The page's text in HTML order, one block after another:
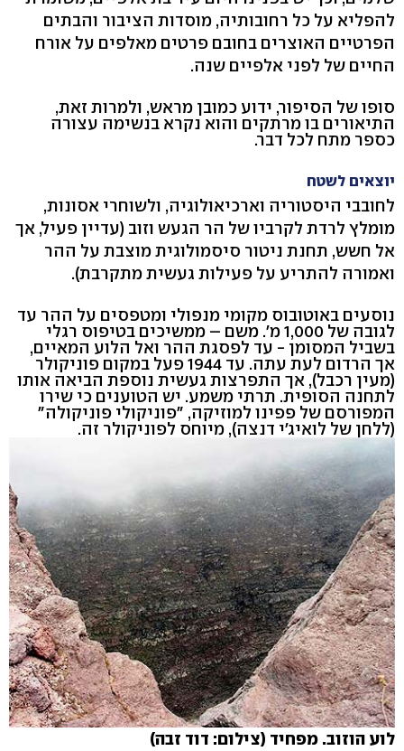
להפליא על כל רחובותיה, מוסדות הציבור והבתים
הפרטיים האוצרים בחובם פרטים מאלפים על אורח
החיים של לפני אלפיים שנה.
סופו של הסיפור, ידוע כמובן מראש, ולמרות זאת,
התיאורים בו מרתקים והוא נקרא בנשימה עצורה
כספר מתח לכל דבר.
יוצאים לשטח
לחובבי היסטוריה וארכיאולוגיה, ולשוחרי אסונות,
מומלץ לרדת לקרביו של הר הגעש וזוב (עדיין פעיל, אך
אל חשש, תחנת ניטור סיסמולוגית מוצבת על ההר
ואמורה להתריע על פעילות געשית מתקרבת).
נוסעים באוטובוס מקומי מנפולי ומטפסים על ההר עד
לגובה של 1,000 מ'. משם – ממשיכים בטיפוס רגלי
בשביל המסומן - עד לפסגת ההר ואל הלוע המאיים,
אך הרדום לעת עתה. עד 1944 פעל במקום פוניקולר
(מעין רכבל), אך התפרצות געשית נוספת הביאה אותו
לתחנה הסופית. תרתי משמע. יש הטוענים כי שירו
המפורסם של פפינו למוזיקה, "פוניקולי פוניקולה"
(ללחן של לואיג'י דנצה), מיוחס לפוניקולר זה.
לוע הוזוב. מפחיד (צילום: דוד זבה)